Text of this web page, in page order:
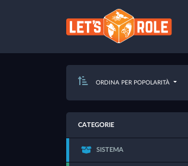
ORDINA PER POPOLARITÀ
CATEGORIE
SISTEMA